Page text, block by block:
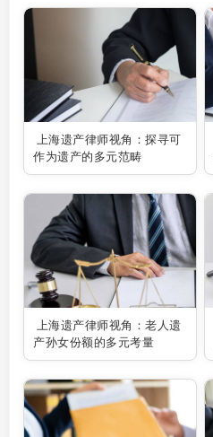
上海遗产律师视角：探寻可
作为遗产的多元范畴
上海遗产律师视角：老人遗
产孙女份额的多元考量